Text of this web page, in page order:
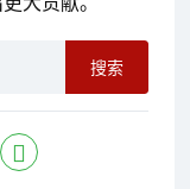
搜索